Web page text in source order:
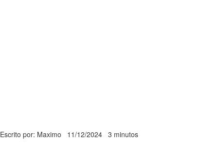
Escrito por: Maximo 11/12/2024 3 minutos